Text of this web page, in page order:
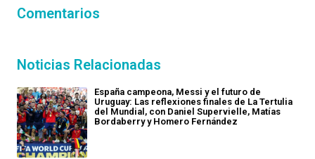
Comentarios
Noticias Relacionadas
España campeona, Messi y el futuro de
Uruguay: Las reflexiones finales de La Tertulia
del Mundial, con Daniel Supervielle, Matías
Bordaberry y Homero Fernández